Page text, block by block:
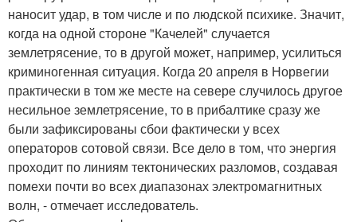
наносит удар, в том числе и по людской психике. Значит,
когда на одной стороне "Качелей" случается
землетрясение, то в другой может, например, усилиться
криминогенная ситуация. Когда 20 апреля в Норвегии
практически в том же месте на севере случилось другое
несильное землетрясение, то в прибалтике сразу же
были зафиксированы сбои фактически у всех
операторов сотовой связи. Все дело в том, что энергия
проходит по линиям тектонических разломов, создавая
помехи почти во всех диапазонах электромагнитных
волн, - отмечает исследователь.